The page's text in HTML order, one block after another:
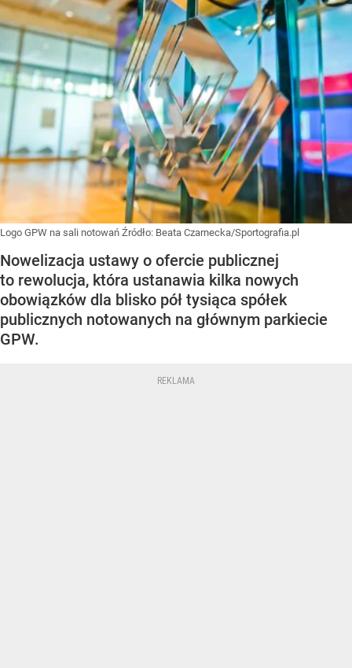
Logo GPW na sali notowań Źródło: Beata Czarnecka/Sportografia.pl
Nowelizacja ustawy o ofercie publicznej
to rewolucja, która ustanawia kilka nowych
obowiązków dla blisko pół tysiąca spółek
publicznych notowanych na głównym parkiecie
GPW.